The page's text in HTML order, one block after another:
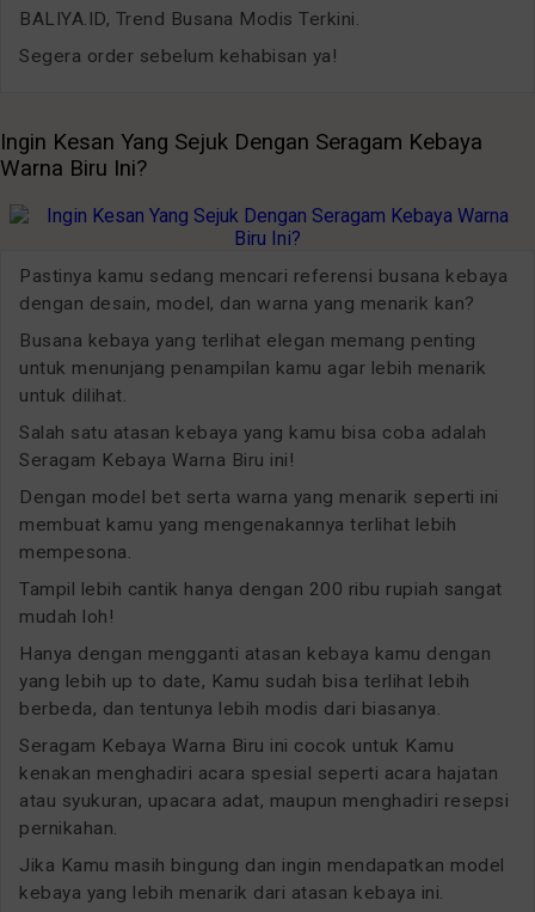
BALIYA.ID, Trend Busana Modis Terkini.
Segera order sebelum kehabisan ya!
Ingin Kesan Yang Sejuk Dengan Seragam Kebaya
Warna Biru Ini?
Pastinya kamu sedang mencari referensi busana kebaya
dengan desain, model, dan warna yang menarik kan?
Busana kebaya yang terlihat elegan memang penting
untuk menunjang penampilan kamu agar lebih menarik
untuk dilihat.
Salah satu atasan kebaya yang kamu bisa coba adalah
Seragam Kebaya Warna Biru ini!
Dengan model bet serta warna yang menarik seperti ini
membuat kamu yang mengenakannya terlihat lebih
mempesona.
Tampil lebih cantik hanya dengan 200 ribu rupiah sangat
mudah loh!
Hanya dengan mengganti atasan kebaya kamu dengan
yang lebih up to date, Kamu sudah bisa terlihat lebih
berbeda, dan tentunya lebih modis dari biasanya.
Seragam Kebaya Warna Biru ini cocok untuk Kamu
kenakan menghadiri acara spesial seperti acara hajatan
atau syukuran, upacara adat, maupun menghadiri resepsi
pernikahan.
Jika Kamu masih bingung dan ingin mendapatkan model
kebaya yang lebih menarik dari atasan kebaya ini.